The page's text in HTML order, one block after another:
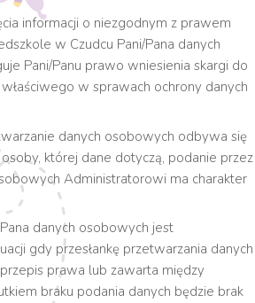
informacji o niezgodnym z prawem
w Czudcu Pani/Pana danych
Pani/Panu prawo wniesienia skargi do
w sprawach ochrony danych
danych osobowych odbywa się
której dane dotyczą, podanie przez
Administratorowi ma charakter
danych osobowych jest
gdy przesłankę przetwarzania danych
prawa lub zawarta między
braku podania danych będzie brak